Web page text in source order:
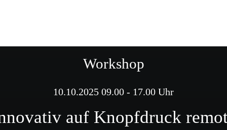
Workshop
10.10.2025 09.00 - 17.00 Uhr
auf Knopfdruck